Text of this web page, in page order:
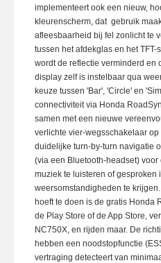
implementeert ook een nieuw,
kleurenscherm, dat gebruik
afleesbaarheid bij fel zonlicht te
tussen het afdekglas en het
wordt de reflectie verminderd en
display zelf is instelbaar qua
keuze tussen 'Bar', 'Circle' en
connectiviteit via Honda
samen met een nieuwe
verlichte vier-wegsschakelaar
duidelijke turn-by-turn navigatie
(via een Bluetooth-headset)
muziek te luisteren of gesproken
weersomstandigheden te
hoeft te doen is de gratis Honda
de Play Store of de App Store,
NC750X, en rijden maar. De
hebben een noodstopfunctie
vertraging detecteert van